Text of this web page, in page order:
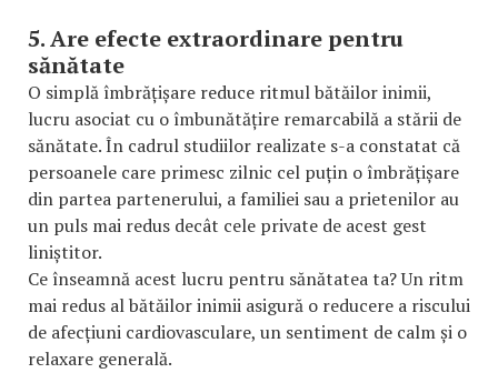
5. Are efecte extraordinare pentru
sănătate
O simplă îmbrățișare reduce ritmul bătăilor inimii,
lucru asociat cu o îmbunătățire remarcabilă a stării de
sănătate. În cadrul studiilor realizate s-a constatat că
persoanele care primesc zilnic cel puțin o îmbrățișare
din partea partenerului, a familiei sau a prietenilor au
un puls mai redus decât cele private de acest gest
liniștitor.
Ce înseamnă acest lucru pentru sănătatea ta? Un ritm
mai redus al bătăilor inimii asigură o reducere a riscului
de afecțiuni cardiovasculare, un sentiment de calm și o
relaxare generală.